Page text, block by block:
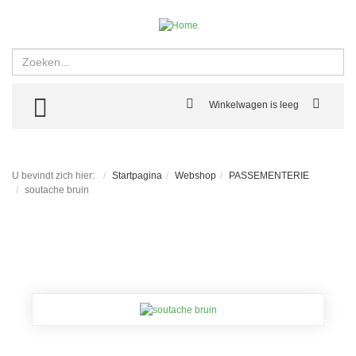
TOGGLE MENUWinkelwagen is leeg
U bevindt zich hier: Startpagina Webshop
PASSEMENTERIE
soutache bruin